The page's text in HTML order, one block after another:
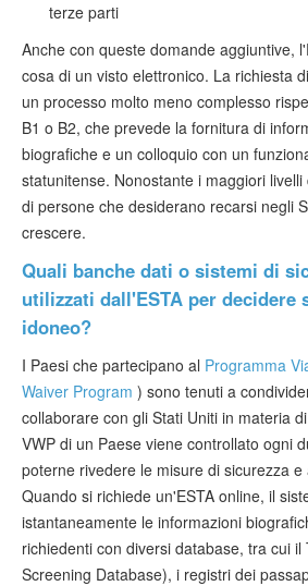
terze parti
Anche con queste domande aggiuntive,
cosa di un visto elettronico. La richiesta
un processo molto meno complesso
B1 o B2, che prevede la fornitura di
biografiche e un colloquio con un
statunitense. Nonostante i maggiori
di persone che desiderano recarsi negli
crescere.
Quali banche dati o sistemi di
utilizzati dall'ESTA per decidere
idoneo?
I Paesi che partecipano al Programma
Waiver Program ) sono tenuti a
collaborare con gli Stati Uniti in materia
VWP di un Paese viene controllato ogni
poterne rivedere le misure di sicurezza e
Quando si richiede un'ESTA online, il
istantaneamente le informazioni
richiedenti con diversi database, tra cui il
Screening Database), i registri dei